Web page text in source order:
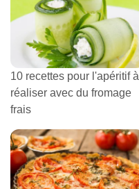
10 recettes pour l'apéritif à
réaliser avec du fromage
frais